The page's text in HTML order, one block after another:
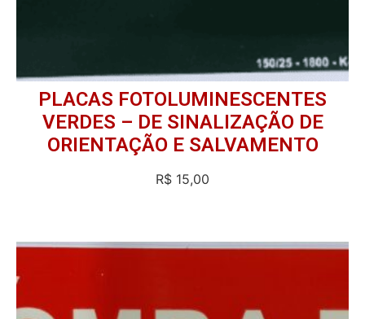
PLACAS FOTOLUMINESCENTES
VERDES – DE SINALIZAÇÃO DE
ORIENTAÇÃO E SALVAMENTO
R$ 15,00